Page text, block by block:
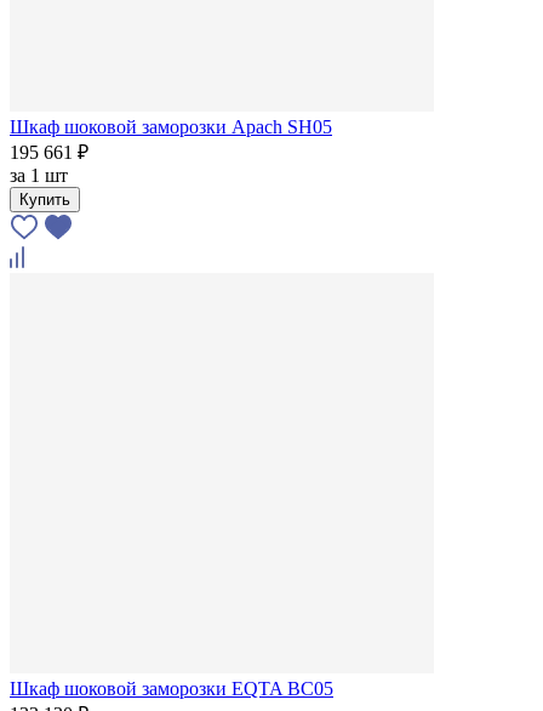
Шкаф шоковой заморозки Apach SH05
195 661 ₽
за 1 шт
Купить
Шкаф шоковой заморозки EQTA BC05